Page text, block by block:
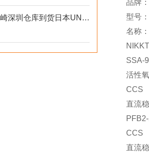
到货！京都玉崎深圳仓库到货日本UNITTA音波式皮带张力计U-550替换U-508
品牌
型号
名称
SSA-
活性
CCS
直流
CCS
直流